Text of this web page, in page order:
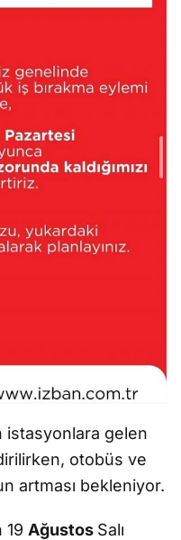
istasyonlara gelen
otobüs ve
artması bekleniyor.
19 Ağustos Salı